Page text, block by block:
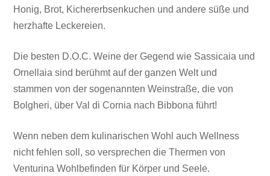
Honig, Brot, Kichererbsenkuchen und andere süße und
herzhafte Leckereien.
Die besten D.O.C. Weine der Gegend wie Sassicaia und
Ornellaia sind berühmt auf der ganzen Welt und
stammen von der sogenannten Weinstraße, die von
Bolgheri, über Val di Cornia nach Bibbona führt!
Wenn neben dem kulinarischen Wohl auch Wellness
nicht fehlen soll, so versprechen die Thermen von
Venturina Wohlbefinden für Körper und Seele.